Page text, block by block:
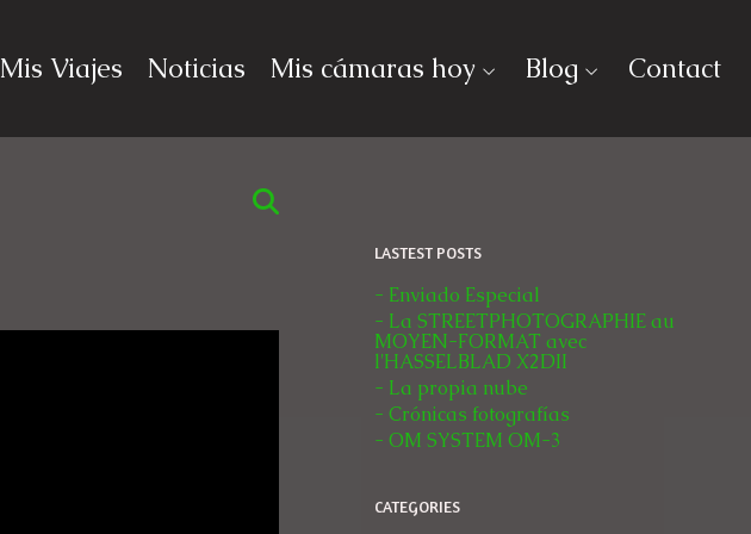
Mis Viajes Noticias Mis cámaras hoy Blog Contact
LASTEST POSTS
- Enviado Especial
- La STREETPHOTOGRAPHIE au
MOYEN-FORMAT avec
l'HASSELBLAD X2DII
- La propia nube
- Crónicas fotografías
- OM SYSTEM OM-3
CATEGORIES